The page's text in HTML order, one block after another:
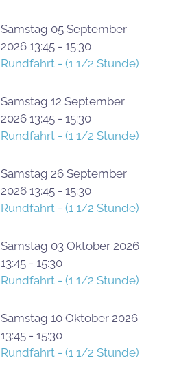
Samstag 05 September
2026 13:45 - 15:30
Rundfahrt - (1 1/2 Stunde)
Samstag 12 September
2026 13:45 - 15:30
Rundfahrt - (1 1/2 Stunde)
Samstag 26 September
2026 13:45 - 15:30
Rundfahrt - (1 1/2 Stunde)
Samstag 03 Oktober 2026
13:45 - 15:30
Rundfahrt - (1 1/2 Stunde)
Samstag 10 Oktober 2026
13:45 - 15:30
Rundfahrt - (1 1/2 Stunde)